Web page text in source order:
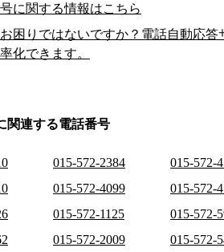
に関する情報はこちら
困りではないですか？電話自動応
化できます。
関連する電話番号
015-572-2384 015-572-
015-572-4099 015-572-
015-572-1125 015-572-
015-572-2009 015-572-